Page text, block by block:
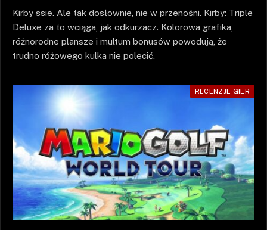
Kirby ssie. Ale tak dosłownie, nie w przenośni. Kirby: Triple
Deluxe za to wciąga, jak odkurzacz. Kolorowa grafika,
różnorodne plansze i multum bonusów powodują, że
trudno różowego kulka nie polecić.
RECENZJE GIER